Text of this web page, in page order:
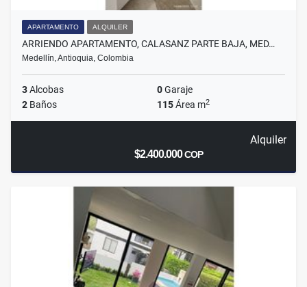
APARTAMENTO ALQUILER
ARRIENDO APARTAMENTO, CALASANZ PARTE BAJA, MED…
Medellín, Antioquia, Colombia
3Alcobas 0Garaje
2 Baños 115Área m2
Alquiler
$2.400.000COP